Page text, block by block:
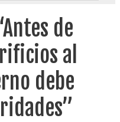
de
al
debe